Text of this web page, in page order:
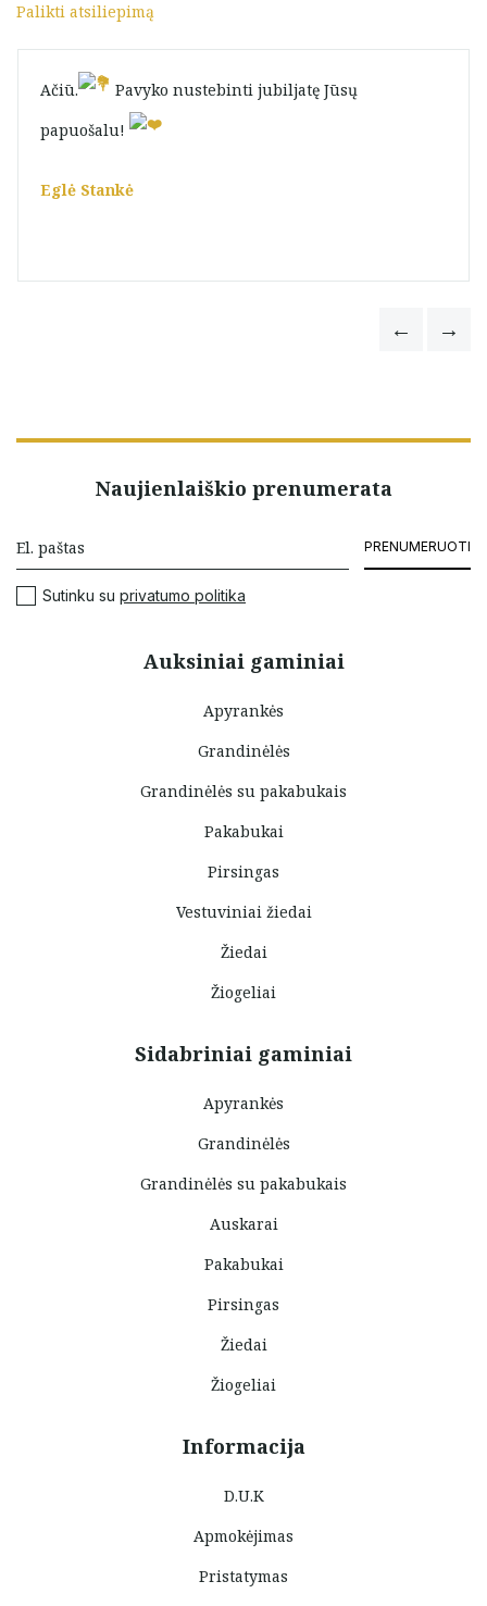
Palikti atsiliepimą
Ačiū.
Pavyko nustebinti jubiljatę Jūsų
papuošalu!
Eglė Stankė
Auksiniai gaminiai
Apyrankės
Grandinėlės
Grandinėlės su pakabukais
Pakabukai
Pirsingas
Vestuviniai žiedai
Žiedai
Žiogeliai
Sidabriniai gaminiai
Apyrankės
Grandinėlės
Grandinėlės su pakabukais
Auskarai
Pakabukai
Pirsingas
Žiedai
Žiogeliai
Informacija
D.U.K
Apmokėjimas
Pristatymas
Naujienlaiškio prenumerata
PRENUMERUOTI
Sutinku su privatumo politika